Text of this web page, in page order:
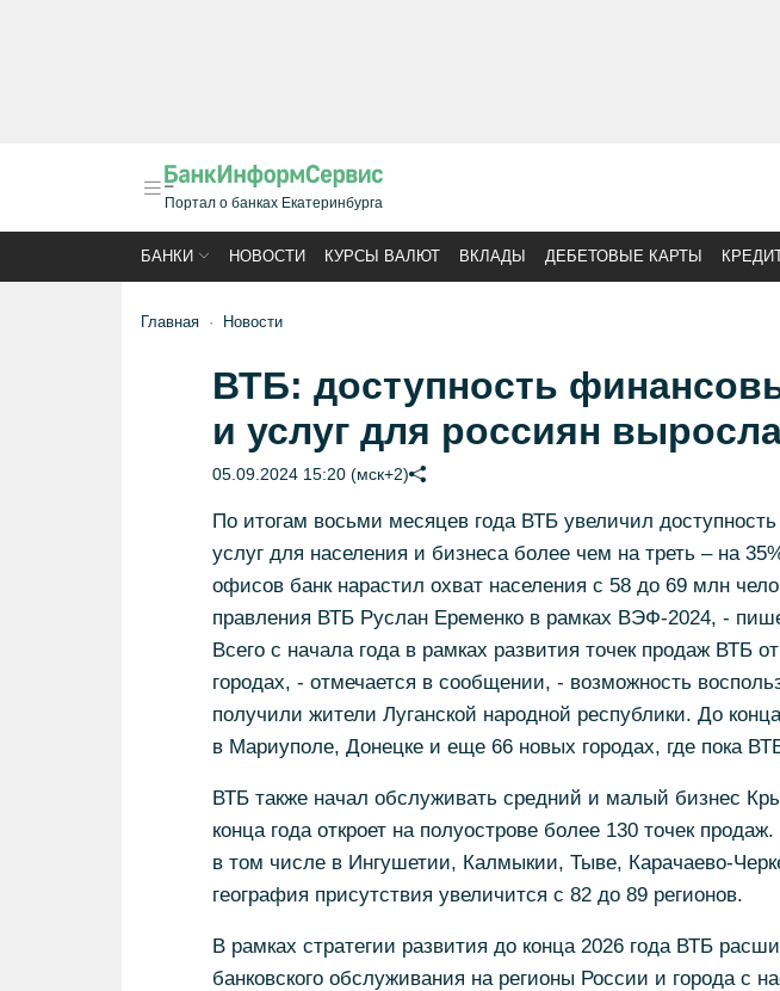
Портал о банках Екатеринбурга
БАНКИ НОВОСТИ КУРСЫ ВАЛЮТ ВКЛАДЫ ДЕБЕТОВЫЕ КАРТЫ
Главная Новости
ВТБ: доступность
и услуг для россиян
05.09.2024 15:20 (мск+2)
По итогам восьми месяцев года ВТБ увеличил
услуг для населения и бизнеса более чем на треть – на
офисов банк нарастил охват населения с 58 до 69 млн
правления ВТБ Руслан Еременко в рамках ВЭФ-2024, -
Всего с начала года в рамках развития точек продаж ВТБ
городах, - отмечается в сообщении, - возможность
получили жители Луганской народной республики. До
в Мариуполе, Донецке и еще 66 новых городах, где пока
ВТБ также начал обслуживать средний и малый бизнес
конца года откроет на полуострове более 130 точек
в том числе в Ингушетии, Калмыкии, Тыве, Карачаево-
география присутствия увеличится с 82 до 89 регионов.
В рамках стратегии развития до конца 2026 года ВТБ
банковского обслуживания на регионы России и города с